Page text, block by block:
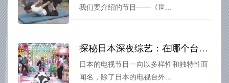
我们要介绍的节目——《世...
探秘日本深夜综艺：在哪个台播出？
日本的电视节目一向以多样性和独特性而
闻名，除了日本的电视台外...